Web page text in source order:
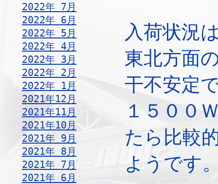
2022年 7月
2022年 6月
2022年 5月
2022年 4月
2022年 3月
2022年 2月
2022年 1月
2021年12月
2021年11月
2021年10月
2021年 9月
2021年 8月
2021年 7月
2021年 6月
入荷状況
東北方面
干不安定
１５００
たら比較
ようです